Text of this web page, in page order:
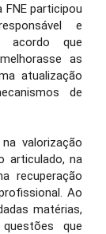
participou
e
acordo que
as
atualização
de
valorização
articulado, na
recuperação
Ao
matérias,
que